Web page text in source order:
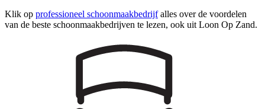
Klik op professioneel schoonmaakbedrijfalles over de voordelen
van de beste schoonmaakbedrijven te lezen, ook uit Loon Op Zand.